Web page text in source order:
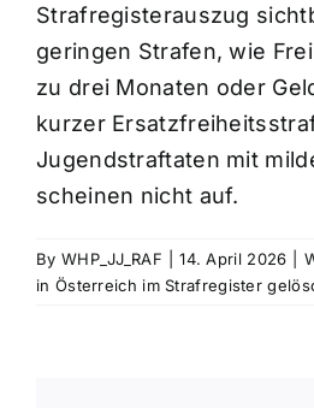
Kosten
Strafregisterauszug
geringen Strafen, wie
zu drei Monaten oder
kurzer
Jugendstraftaten mit
scheinen nicht auf.
By WHP_JJ_RAF 14. April 2026
in Österreich im Strafregister